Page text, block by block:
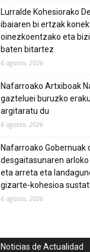
Lurralde Kohesiorako
ibaiaren bi ertzak
oinezkoentzako eta
baten bitartez
6 agosto, 2026
Nafarroako Artxiboak
gazteluei buruzko
argitaratu du
6 agosto, 2026
Nafarroako Gobernuak
desgaitasunaren
eta arreta eta
gizarte-kohesioa
6 agosto, 2026
Noticias de Actualidad